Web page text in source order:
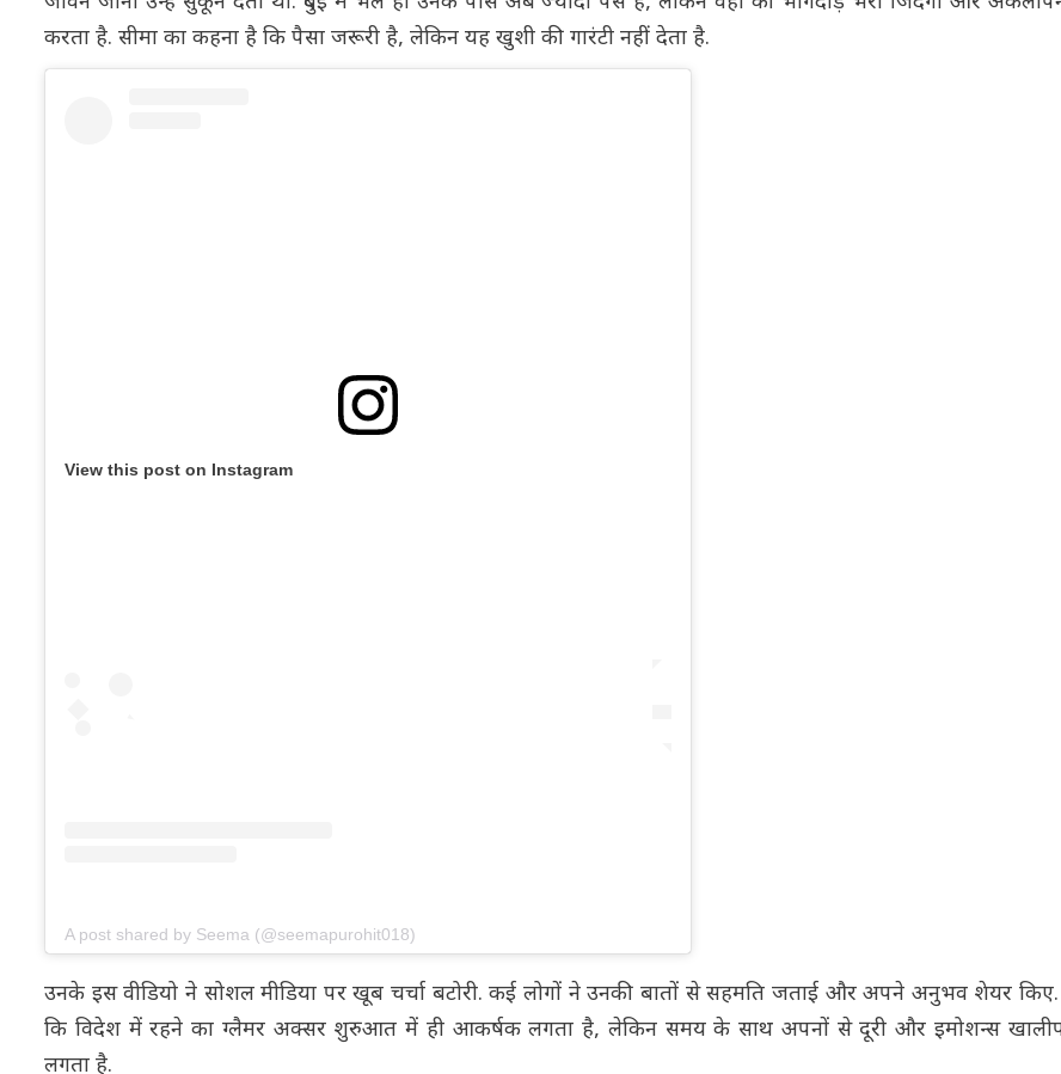
करता है. सीमा का कहना है कि पैसा जरूरी है, लेकिन यह खुशी की गारंटी नहीं देता है.
View this post on Instagram
A post shared by Seema (@seemapurohit018)
उनके इस वीडियो ने सोशल मीडिया पर खूब चर्चा बटोरी. कई लोगों ने उनकी बातों से सहमति जताई और अपने अनुभव शेयर
कि विदेश में रहने का ग्लैमर अक्सर शुरुआत में ही आकर्षक लगता है, लेकिन समय के साथ अपनों से दूरी और इमोशन्स
लगता है.